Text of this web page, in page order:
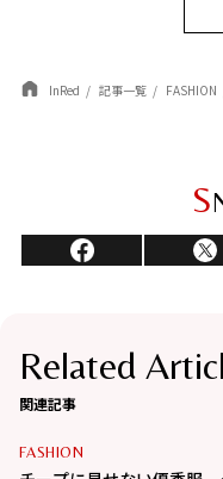
InRed 記事一覧 FASHION
S
Related
関連記事
FASHION